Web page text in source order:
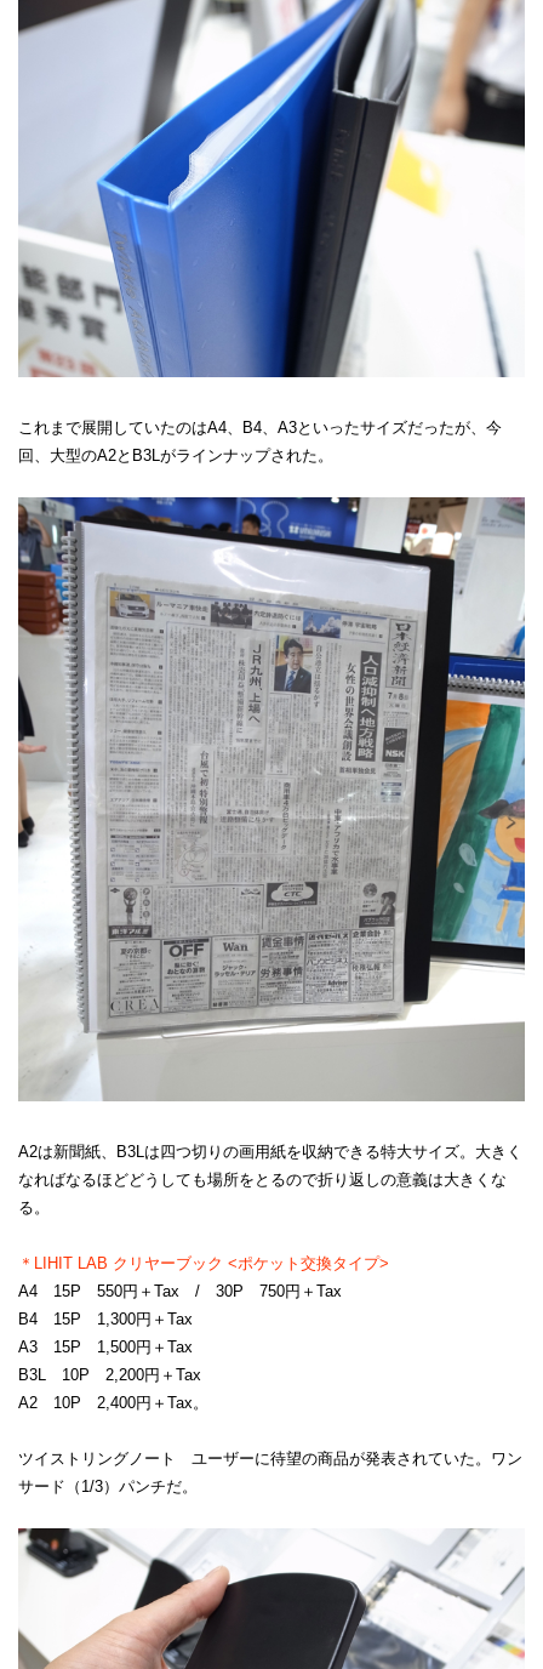
これまで展開していたのはA4、B4、A3といったサイズだったが、今
回、大型のA2とB3Lがラインナップされた。
A2は新聞紙、B3Lは四つ切りの画用紙を収納できる特大サイズ。大きく
なればなるほどどうしても場所をとるので折り返しの意義は大きくな
る。
＊LIHIT LAB クリヤーブック <ポケット交換タイプ>
A4 15P 550円＋Tax / 30P 750円＋Tax
B4 15P 1,300円＋Tax
A3 15P 1,500円＋Tax
B3L 10P 2,200円＋Tax
A2 10P 2,400円＋Tax。
ツイストリングノート ユーザーに待望の商品が発表されていた。ワン
サード（1/3）パンチだ。